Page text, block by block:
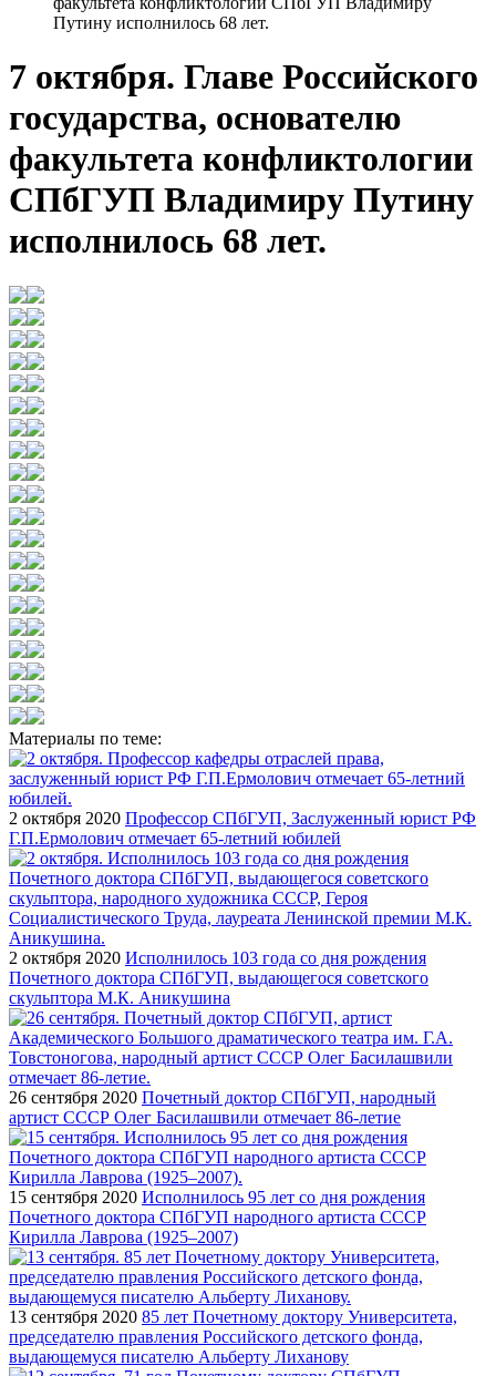
Путину исполнилось 68 лет.
7 октября. Главе Российского
государства, основателю
факультета конфликтологии
СПбГУП Владимиру Путину
исполнилось 68 лет.
Материалы по теме:
2 октября 2020 Профессор СПбГУП, Заслуженный юрист РФ
Г.П.Ермолович отмечает 65-летний юбилей
2 октября 2020 Исполнилось 103 года со дня рождения
Почетного доктора СПбГУП, выдающегося советского
скульптора М.К. Аникушина
26 сентября 2020 Почетный доктор СПбГУП, народный
артист СССР Олег Басилашвили отмечает 86-летие
15 сентября 2020 Исполнилось 95 лет со дня рождения
Почетного доктора СПбГУП народного артиста СССР
Кирилла Лаврова (1925–2007)
13 сентября 2020 85 лет Почетному доктору Университета,
председателю правления Российского детского фонда,
выдающемуся писателю Альберту Лиханову